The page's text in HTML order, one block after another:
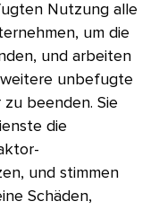
Nutzung alle
um die
und arbeiten
weitere unbefugte
beenden. Sie
die
und stimmen
Schäden,